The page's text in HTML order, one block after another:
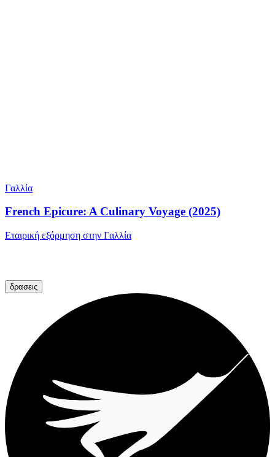
Γαλλία
French Epicure: A Culinary Voyage (2025)
Εταιρική εξόρμηση στην Γαλλία
δρασεις